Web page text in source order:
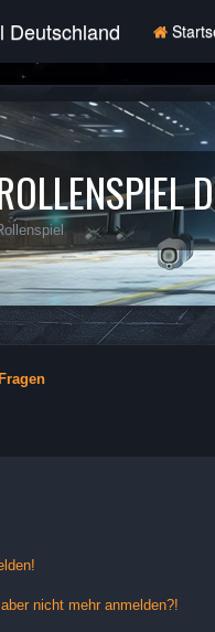
Deutschland
nicht mehr anmelden?!